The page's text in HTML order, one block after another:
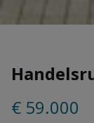
€ 59.000